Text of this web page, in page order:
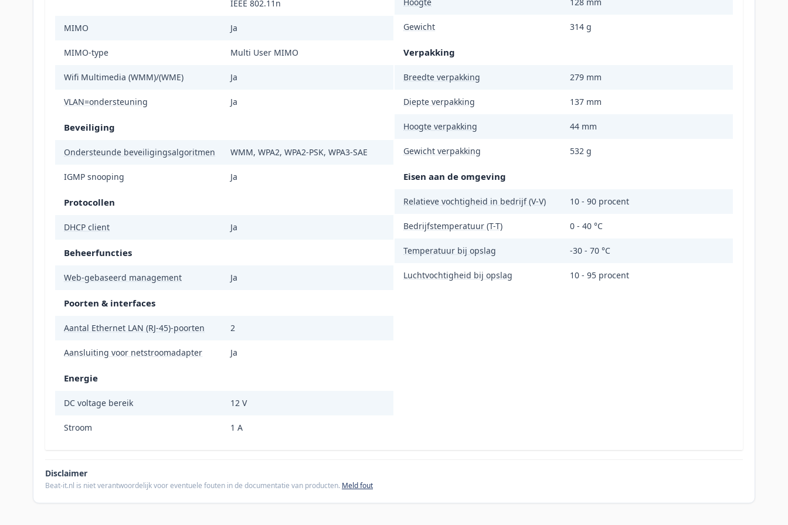
IEEE 802.11n
MIMO Ja
MIMO-type Multi User MIMO
Wifi Multimedia (WMM)/(WME) Ja
VLAN=ondersteuning Ja
Beveiliging
Ondersteunde beveiligingsalgoritmen WMM, WPA2, WPA2-PSK, WPA3-SAE
IGMP snooping Ja
Protocollen
DHCP client Ja
Beheerfuncties
Web-gebaseerd management Ja
Poorten & interfaces
Aantal Ethernet LAN (RJ-45)-poorten 2
Aansluiting voor netstroomadapter Ja
Energie
DC voltage bereik 12 V
Stroom 1 A
Gewicht 314 g
Verpakking
Breedte verpakking 279 mm
Diepte verpakking 137 mm
Hoogte verpakking 44 mm
Gewicht verpakking 532 g
Eisen aan de omgeving
Relatieve vochtigheid in bedrijf (V-V) 10 - 90 procent
Bedrijfstemperatuur (T-T) 0 - 40 °C
Temperatuur bij opslag -30 - 70 °C
Luchtvochtigheid bij opslag 10 - 95 procent
Disclaimer
Beat-it.nl is niet verantwoordelijk voor eventuele fouten in de documentatie van producten. Meld fout